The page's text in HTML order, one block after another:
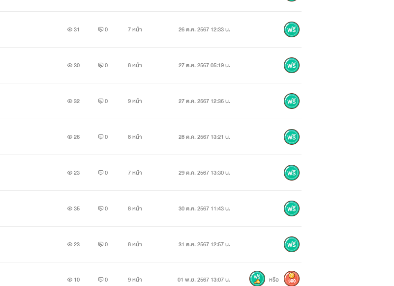
31 0 7 หน้า 26 ต.ค. 2567 12:33 น.
30 0 8 หน้า 27 ต.ค. 2567 05:19 น.
32 0 9 หน้า 27 ต.ค. 2567 12:36 น.
26 0 8 หน้า 28 ต.ค. 2567 13:21 น.
23 0 7 หน้า 29 ต.ค. 2567 13:30 น.
35 0 8 หน้า 30 ต.ค. 2567 11:43 น.
23 0 8 หน้า 31 ต.ค. 2567 12:57 น.
10 0 9 หน้า 01 พ.ย. 2567 13:07 น. หรือ 300